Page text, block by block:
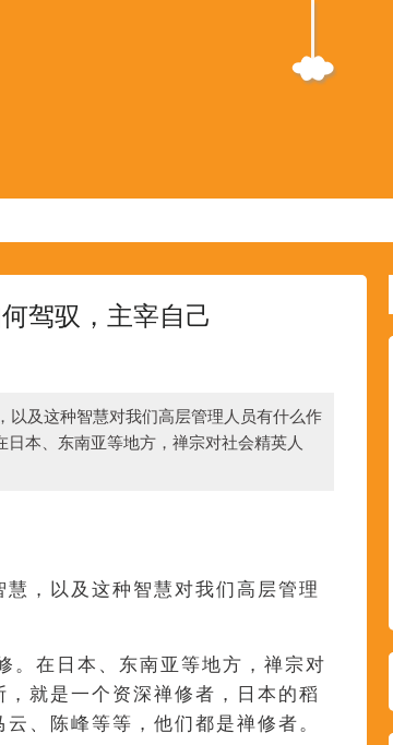
驾驭，主宰自己
以及这种智慧对我们高层管理人员有什么作
本、东南亚等地方，禅宗对社会精英人
，以及这种智慧对我们高层管理
。在日本、东南亚等地方，禅宗对
就是一个资深禅修者，日本的稻
、陈峰等等，他们都是禅修者。